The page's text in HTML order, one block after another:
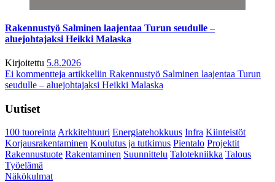
Rakennustyö Salminen laajentaa Turun seudulle –
aluejohtajaksi Heikki Malaska
Kirjoitettu 5.8.2026
Ei kommentteja artikkeliin Rakennustyö Salminen laajentaa Turun
seudulle – aluejohtajaksi Heikki Malaska
Uutiset
100 tuoreintaArkkitehtuuri Energiatehokkuus Infra Kiinteistöt
Korjausrakentaminen Koulutus ja tutkimus Pientalo Projektit
Rakennustuote Rakentaminen Suunnittelu Talotekniikka Talous
Työelämä
Näkökulmat